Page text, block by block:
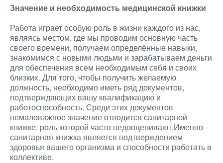
Значение и необходимость медицинской книжки
Работа играет особую роль в жизни каждого из нас,
являясь местом, где мы проводим основную часть
своего времени, получаем определённые навыки,
знакомимся с новыми людьми и зарабатываем деньги
для обеспечения всем необходимым себя и своих
близких. Для того, чтобы получить желаемую
должность, необходимо иметь ряд документов,
подтверждающих вашу квалификацию и
работоспособность. Среди этих документов
немаловажное значение отводится санитарной
книжке, роль которой часто недооценивают.Именно
санитарная книжка является подтверждением
здоровья вашего организма и способности работать в
коллективе.